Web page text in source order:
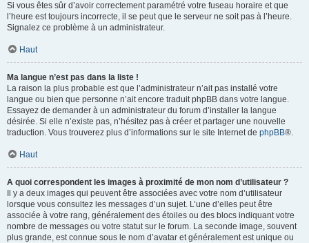
Si vous êtes sûr d’avoir correctement paramétré votre fuseau horaire et que
l’heure est toujours incorrecte, il se peut que le serveur ne soit pas à l’heure.
Signalez ce problème à un administrateur.
Haut
Ma langue n’est pas dans la liste !
La raison la plus probable est que l’administrateur n’ait pas installé votre
langue ou bien que personne n’ait encore traduit phpBB dans votre langue.
Essayez de demander à un administrateur du forum d’installer la langue
désirée. Si elle n’existe pas, n’hésitez pas à créer et partager une nouvelle
traduction. Vous trouverez plus d’informations sur le site Internet de phpBB®.
Haut
A quoi correspondent les images à proximité de mon nom d’utilisateur ?
Il y a deux images qui peuvent être associées avec votre nom d’utilisateur
lorsque vous consultez les messages d’un sujet. L’une d’elles peut être
associée à votre rang, généralement des étoiles ou des blocs indiquant votre
nombre de messages ou votre statut sur le forum. La seconde image, souvent
plus grande, est connue sous le nom d’avatar et généralement est unique ou